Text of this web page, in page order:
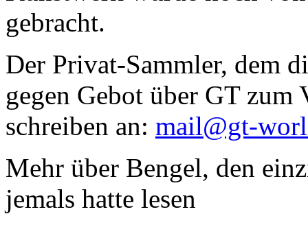
gebracht.
Der Privat-Sammler, dem
gegen Gebot über GT zum
schreiben an: mail@gt-
Mehr über Bengel, den
jemals hatte lesen